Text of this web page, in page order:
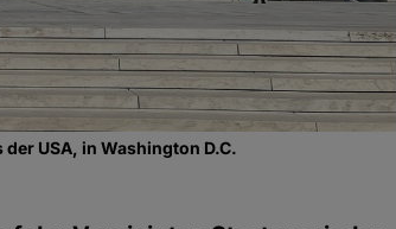
USA, in Washington D.C.